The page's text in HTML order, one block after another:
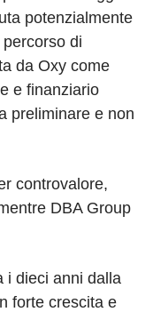
potenzialmente
di
da Oxy come
e finanziario
preliminare e non
controvalore,
DBA Group
i dieci anni dalla
forte crescita e